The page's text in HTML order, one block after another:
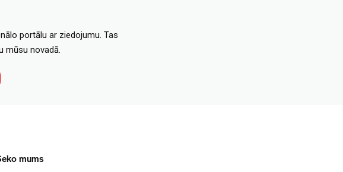
portālu ar ziedojumu. Tas
mūsu novadā.
mums